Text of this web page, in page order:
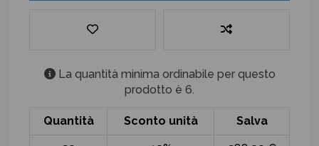
La quantità minima ordinabile per questo
prodotto è 6.
Quantità Sconto unità Salva